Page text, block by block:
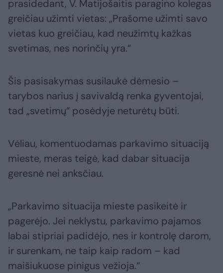
prasidedant, V. Matijošaitis paragino kolegas
greičiau užimti vietas: „Prašome užimti savo
vietas kuo greičiau, kad neužimtų kažkas
svetimas, nes norinčių yra.“
Šis pasisakymas susilaukė dėmesio –
tarybos narius į savivaldą renka gyventojai,
tad „svetimų“ posėdyje neturėtų būti.
Vėliau, komentuodamas parkavimo situaciją
mieste, meras teigė, kad dabar situacija
geresnė nei anksčiau.
„Parkavimo situacija mieste pasikeitė ir
pagerėjo. Jei neklystu, parkavimo pajamos
labai stipriai padidėjo, nes ir kontrolę darom,
ir surenkam, ne taip kaip radom – kad
maišiukuose pinigus vežioja.“